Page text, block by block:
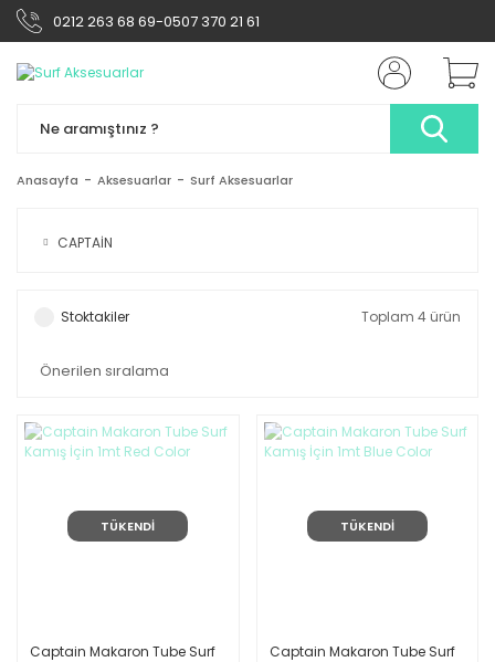
0212 263 68 69-0507 370 21 61
Anasayfa Aksesuarlar Surf Aksesuarlar
CAPTAİN
Stoktakiler Toplam 4 ürün
TÜKENDİ
Captain Makaron Tube Surf
TÜKENDİ
Captain Makaron Tube Surf